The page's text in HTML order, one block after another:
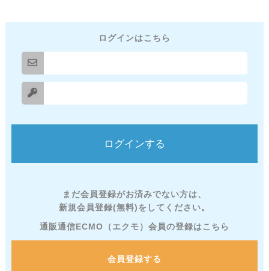
ログインはこちら
まだ会員登録がお済みでない方は、
新規会員登録(無料)をしてください。
通販通信ECMO（エクモ）会員の登録はこちら
会員登録する